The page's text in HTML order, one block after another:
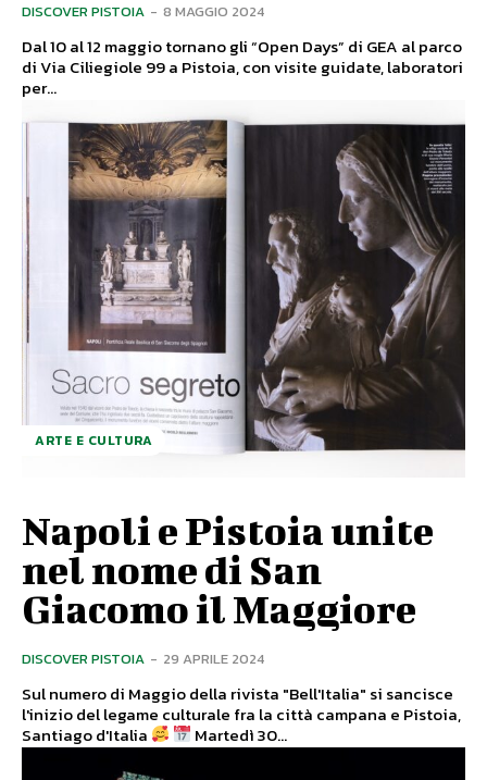
DISCOVER PISTOIA - 8 MAGGIO 2024
Dal 10 al 12 maggio tornano gli “Open Days” di GEA al parco
di Via Ciliegiole 99 a Pistoia, con visite guidate, laboratori
per...
ARTE E CULTURA
Napoli e Pistoia unite
nel nome di San
Giacomo il Maggiore
DISCOVER PISTOIA - 29 APRILE 2024
Sul numero di Maggio della rivista "Bell'Italia" si sancisce
l'inizio del legame culturale fra la città campana e Pistoia,
Santiago d'Italia
Martedì 30...